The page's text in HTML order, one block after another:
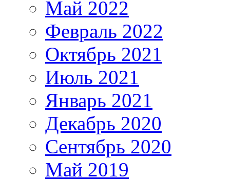
Май 2022
Февраль 2022
Октябрь 2021
Июль 2021
Январь 2021
Декабрь 2020
Сентябрь 2020
Май 2019